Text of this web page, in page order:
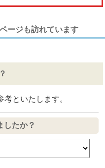
ージも訪れています
といたします。
したか？